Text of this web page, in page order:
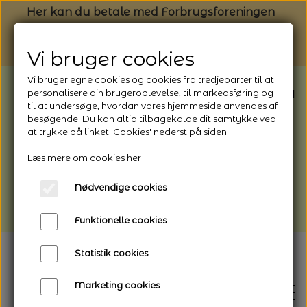
Her kan du betale med Forbrugsforeningen
BEMÆRK: Butikken har ferielukket* fra
1/8 - 9/8 - 2026
*Webshoppen er åben og sender hele
afhentning
Vi gør opmærksom på, at der kan være lidt
længere leveringstid
Vi bruger cookies
Vi bruger egne cookies og cookies fra tredjeparter til at
personalisere din brugeroplevelse, til markedsføring og
til at undersøge, hvordan vores hjemmeside anvendes af
besøgende. Du kan altid tilbagekalde dit samtykke ved
at trykke på linket 'Cookies' nederst på siden.
Læs mere om cookies her
Nødvendige cookies
Funktionelle cookies
Statistik cookies
Marketing cookies